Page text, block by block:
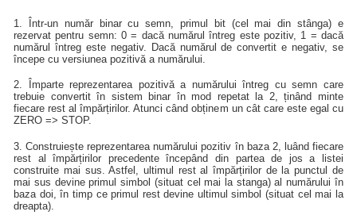
1. Într-un număr binar cu semn, primul bit (cel mai din stânga) e
rezervat pentru semn: 0 = dacă numărul întreg este pozitiv, 1 = dacă
numărul întreg este negativ. Dacă numărul de convertit e negativ, se
începe cu versiunea pozitivă a numărului.
2. Împarte reprezentarea pozitivă a numărului întreg cu semn care
trebuie convertit în sistem binar în mod repetat la 2, ținând minte
fiecare rest al împărțirilor. Atunci când obținem un cât care este egal cu
ZERO => STOP.
3. Construiește reprezentarea numărului pozitiv în baza 2, luând fiecare
rest al împărțirilor precedente începând din partea de jos a listei
construite mai sus. Astfel, ultimul rest al împărțirilor de la punctul de
mai sus devine primul simbol (situat cel mai la stanga) al numărului în
baza doi, în timp ce primul rest devine ultimul simbol (situat cel mai la
dreapta).